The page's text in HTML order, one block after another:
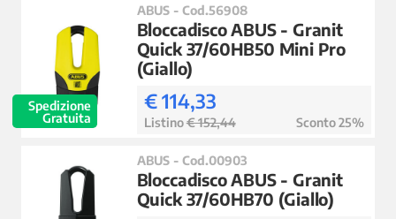
Spedizione
Gratuita
ABUS - Cod.56908
Bloccadisco ABUS - Granit
Quick 37/60HB50 Mini Pro
(Giallo)
€ 114,33
Listino€ 152,44 Sconto 25%
ABUS - Cod.00903
Bloccadisco ABUS - Granit
Quick 37/60HB70 (Giallo)